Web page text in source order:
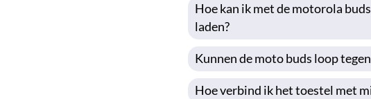
Hoe kan ik met de motorola
laden?
Kunnen de moto buds loop
Hoe verbind ik het toestel met